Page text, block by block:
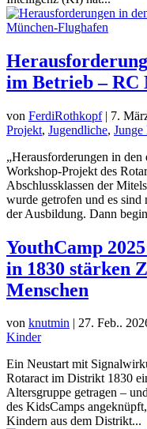
im Betrieb – RC
von FerdiRothkopf| 7.
Projekt, Jugendliche, Junge
„Herausforderungen in
Workshop-Projekt des
Abschlussklassen der
wurde getrofen und es
der Ausbildung. Dann
YouthCamp
in 1830 stärken
Menschen
von knutmin | 27. Feb..
Kinder
Ein Neustart mit
Rotaract im Distrikt 1830
Altersgruppe getragen –
des KidsCamps
Kindern aus dem Distrikt...